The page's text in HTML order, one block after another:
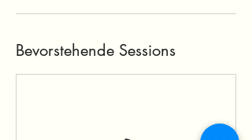
Bevorstehende Sessions